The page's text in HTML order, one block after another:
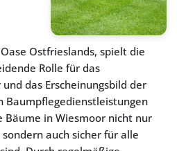
Ostfrieslands, spielt die
Rolle für das
das Erscheinungsbild der
Baumpflegedienstleistungen
Bäume in Wiesmoor nicht nur
auch sicher für alle